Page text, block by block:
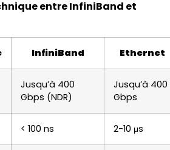
entre InfiniBand et
InfiniBand Ethernet
Jusqu’à 400
Gbps (NDR)
Jusqu’à 400
Gbps
< 100 ns 2-10 μs